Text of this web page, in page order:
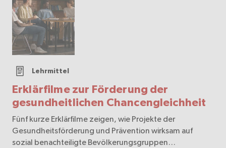
Erklärfilme zur Förderung der
gesundheitlichen Chancengleichheit
Lehrmittel
Fünf kurze Erklärfilme zeigen, wie Projekte der
Gesundheitsförderung und Prävention wirksam auf
sozial benachteiligte Bevölkerungsgruppen